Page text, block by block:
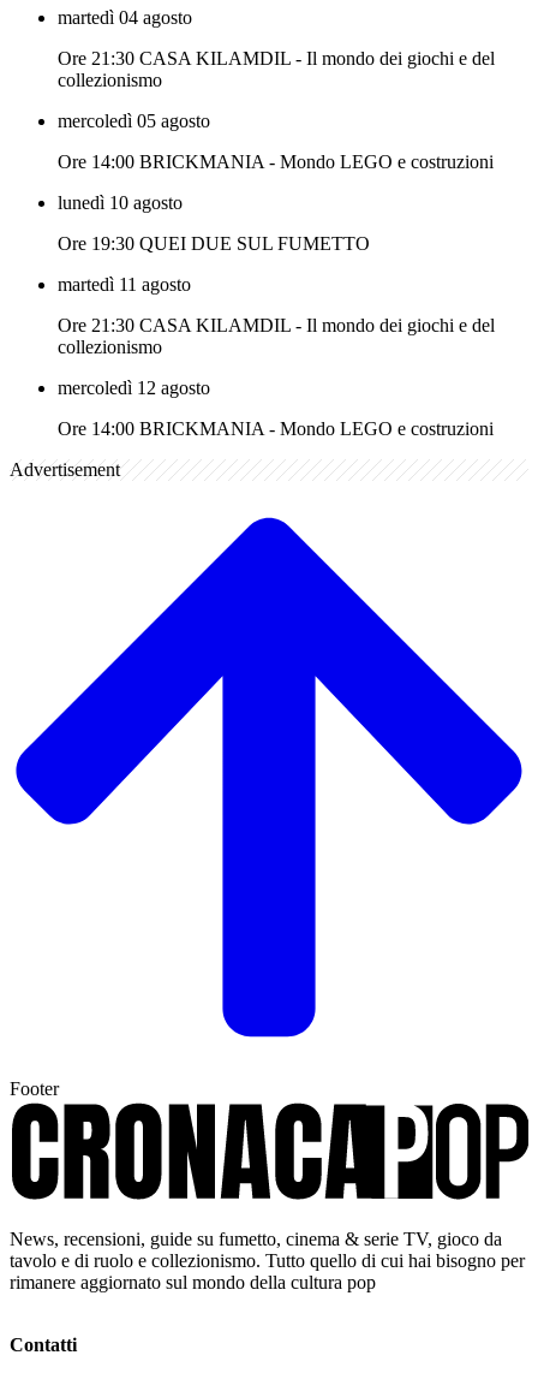
martedì 04 agosto
Ore 21:30 CASA KILAMDIL - Il mondo dei giochi e del
collezionismo
mercoledì 05 agosto
Ore 14:00 BRICKMANIA - Mondo LEGO e costruzioni
lunedì 10 agosto
Ore 19:30 QUEI DUE SUL FUMETTO
martedì 11 agosto
Ore 21:30 CASA KILAMDIL - Il mondo dei giochi e del
collezionismo
mercoledì 12 agosto
Ore 14:00 BRICKMANIA - Mondo LEGO e costruzioni
Advertisement
Footer
News, recensioni, guide su fumetto, cinema & serie TV, gioco da
tavolo e di ruolo e collezionismo. Tutto quello di cui hai bisogno per
rimanere aggiornato sul mondo della cultura pop
Contatti